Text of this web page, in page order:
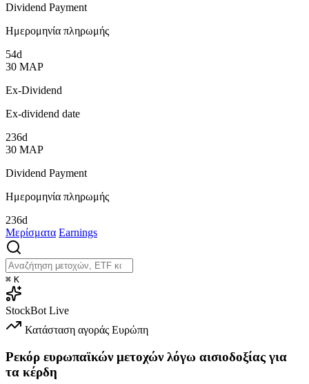
Dividend Payment
Ημερομηνία πληρωμής
54d
30 ΜΑΡ
Ex-Dividend
Ex-dividend date
236d
30 ΜΑΡ
Dividend Payment
Ημερομηνία πληρωμής
236d
Μερίσματα Earnings
⌘ K
StockBot Live
Κατάσταση αγοράς Ευρώπη
Ρεκόρ ευρωπαϊκών μετοχών λόγω αισιοδοξίας για
τα κέρδη